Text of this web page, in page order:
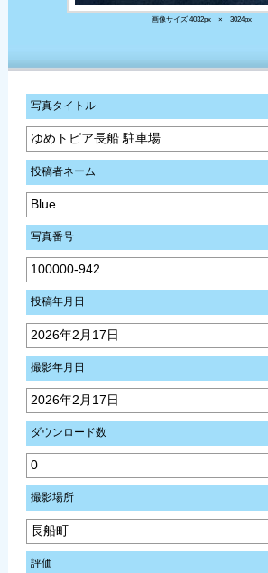
画像サイズ 4032px × 3024px
写真タイトル
ゆめトピア長船 駐車場
投稿者ネーム
Blue
写真番号
100000-942
投稿年月日
2026年2月17日
撮影年月日
2026年2月17日
ダウンロード数
0
撮影場所
長船町
評価